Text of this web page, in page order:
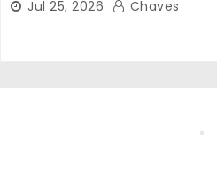
Jul 25, 2026 Chaves